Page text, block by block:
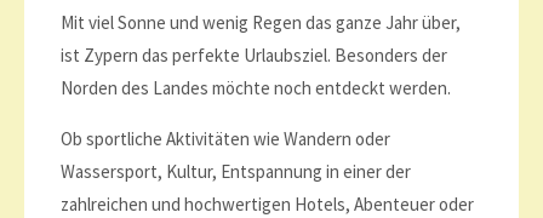
Mit viel Sonne und wenig Regen das ganze Jahr über,
ist Zypern das perfekte Urlaubsziel. Besonders der
Norden des Landes möchte noch entdeckt werden.
Ob sportliche Aktivitäten wie Wandern oder
Wassersport, Kultur, Entspannung in einer der
zahlreichen und hochwertigen Hotels, Abenteuer oder